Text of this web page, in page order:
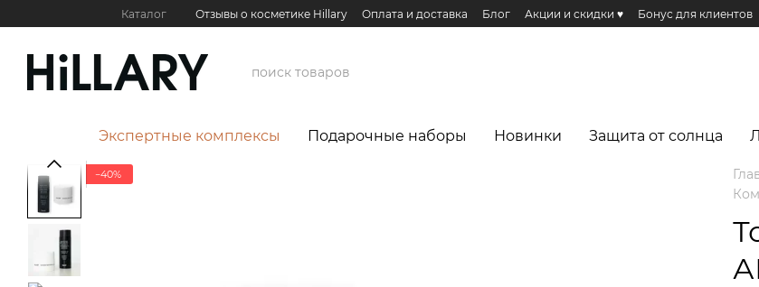
Перейти к основному контенту
Каталог Отзывы о косметике Hillary Оплата и доставка Блог Акции и скидки ♥️ Бонус для клиентов
Контактная информация
Обмен и возврат Публичная оферта Эко сертификаты и сертификация
Экспертные комплексы Подарочные наборы Новинки Защита от солнца
−40%